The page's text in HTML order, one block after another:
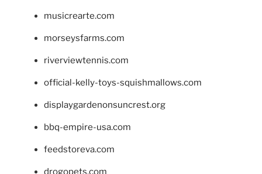
musicrearte.com
morseysfarms.com
riverviewtennis.com
official-kelly-toys-squishmallows.com
displaygardenonsuncrest.org
bbq-empire-usa.com
feedstoreva.com
drogopets.com